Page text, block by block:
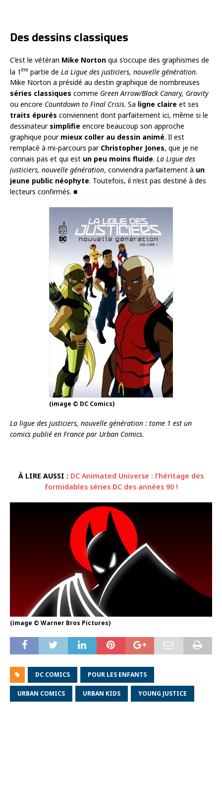
Des dessins classiques
C’est le vétéran Mike Norton qui s’occupe des graphismes de
la 1 ère partie de La Ligue des justiciers, nouvelle génération.
Mike Norton a présidé au destin graphique de nombreuses
séries classiques comme Green Arrow/Black Canary, Gravity
ou encore Countdown to Final Crisis. Sa ligne claire et ses
traits épurés conviennent dont parfaitement ici, même si le
dessinateur simplifie encore beaucoup son approche
graphique pour mieux coller au dessin animé. Il est
remplacé à mi-parcours par Christopher Jones, que je ne
connais pas et qui est un peu moins fluide. La Ligue des
justiciers, nouvelle génération, conviendra parfaitement à un
jeune public néophyte. Toutefois, il n’est pas destiné à des
lecteurs confirmés. ■
(image © DC Comics)
La ligue des justiciers, nouvelle génération : tome 1 est un
comics publié en France par Urban Comics.
À LIRE AUSSI : DC Animated Universe : l’héritage des
formidables séries DC des années 90 !
(image © Warner Bros Pictures)
DC COMICS POUR LES ENFANTS
URBAN COMICS URBAN KIDS YOUNG JUSTICE